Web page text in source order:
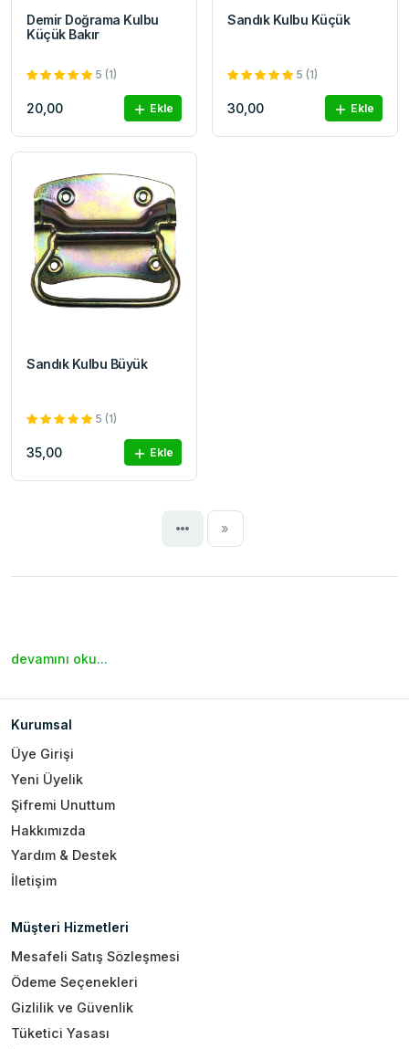
Demir Doğrama Kulbu
Küçük Bakır
5 (1)
20,00 Ekle
Sandık Kulbu Küçük
5 (1)
30,00 Ekle
Sandık Kulbu Büyük
5 (1)
35,00 Ekle
»
devamını oku...
Kurumsal
Üye Girişi
Yeni Üyelik
Şifremi Unuttum
Hakkımızda
Yardım & Destek
İletişim
Müşteri Hizmetleri
Mesafeli Satış Sözleşmesi
Ödeme Seçenekleri
Gizlilik ve Güvenlik
Tüketici Yasası